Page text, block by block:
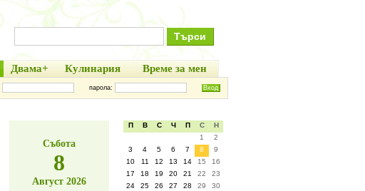
Двама+ Кулинария Време за мен
парола:
Събота
8
Август 2026
П В С Ч П С
Н
1
2
3
4 5 6 7 8
9
10
11 12 13 14 15
16
17
18 19 20 21 22
23
24
25 26 27 28 29
30